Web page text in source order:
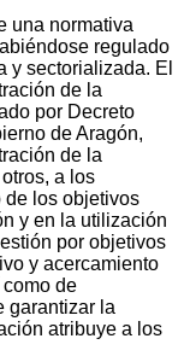
una normativa
regulado
y sectorializada. El
de la
por Decreto
de Aragón,
de la
a los
de los objetivos
y en la utilización
por objetivos
y acercamiento
de
garantizar la
atribuye a los